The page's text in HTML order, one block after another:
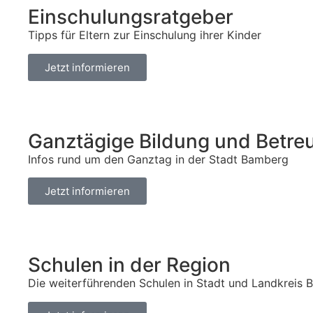
Einschulungsratgeber
Tipps für Eltern zur Einschulung ihrer Kinder
Jetzt informieren
Ganztägige Bildung und
Infos rund um den Ganztag in der Stadt Bamberg
Jetzt informieren
Schulen in der Region
Die weiterführenden Schulen in Stadt und Landkreis